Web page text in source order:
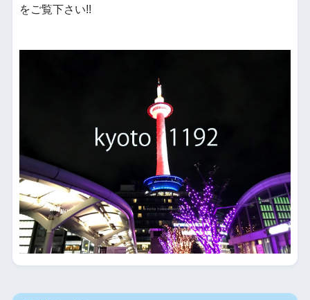
をご覧下さい!!